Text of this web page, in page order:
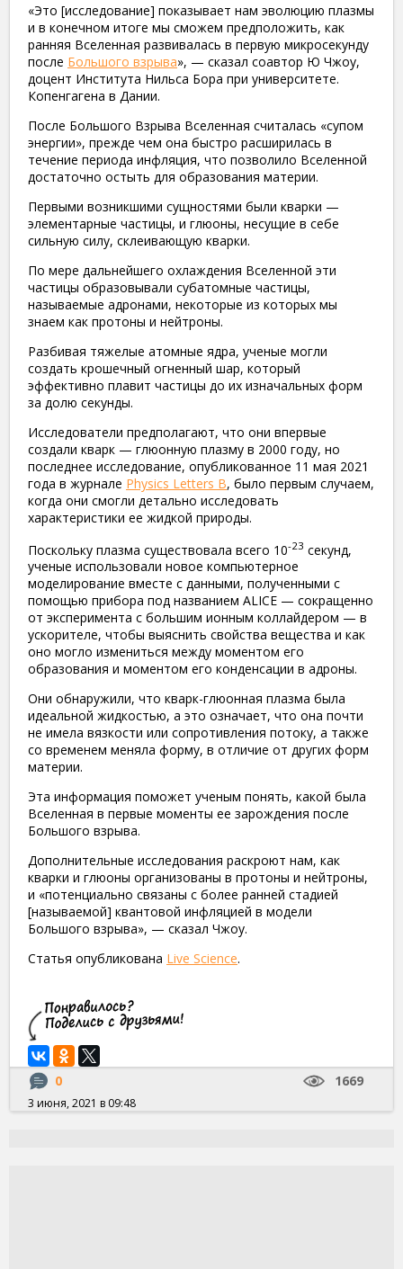
«Это [исследование] показывает нам эволюцию плазмы
и в конечном итоге мы сможем предположить, как
ранняя Вселенная развивалась в первую микросекунду
после Большого взрыва», — сказал соавтор Ю Чжоу,
доцент Института Нильса Бора при университете.
Копенгагена в Дании.
После Большого Взрыва Вселенная считалась «супом
энергии», прежде чем она быстро расширилась в
течение периода инфляция, что позволило Вселенной
достаточно остыть для образования материи.
Первыми возникшими сущностями были кварки —
элементарные частицы, и глюоны, несущие в себе
сильную силу, склеивающую кварки.
По мере дальнейшего охлаждения Вселенной эти
частицы образовывали субатомные частицы,
называемые адронами, некоторые из которых мы
знаем как протоны и нейтроны.
Разбивая тяжелые атомные ядра, ученые могли
создать крошечный огненный шар, который
эффективно плавит частицы до их изначальных форм
за долю секунды.
Исследователи предполагают, что они впервые
создали кварк — глюонную плазму в 2000 году, но
последнее исследование, опубликованное 11 мая 2021
года в журнале Physics Letters B, было первым случаем,
когда они смогли детально исследовать
характеристики ее жидкой природы.
Поскольку плазма существовала всего 10-23 секунд,
ученые использовали новое компьютерное
моделирование вместе с данными, полученными с
помощью прибора под названием ALICE — сокращенно
от эксперимента с большим ионным коллайдером — в
ускорителе, чтобы выяснить свойства вещества и как
оно могло измениться между моментом его
образования и моментом его конденсации в адроны.
Они обнаружили, что кварк-глюонная плазма была
идеальной жидкостью, а это означает, что она почти
не имела вязкости или сопротивления потоку, а также
со временем меняла форму, в отличие от других форм
материи.
Эта информация поможет ученым понять, какой была
Вселенная в первые моменты ее зарождения после
Большого взрыва.
Дополнительные исследования раскроют нам, как
кварки и глюоны организованы в протоны и нейтроны,
и «потенциально связаны с более ранней стадией
[называемой] квантовой инфляцией в модели
Большого взрыва», — сказал Чжоу.
Статья опубликована Live Science.
0 1669
3 июня, 2021 в 09:48